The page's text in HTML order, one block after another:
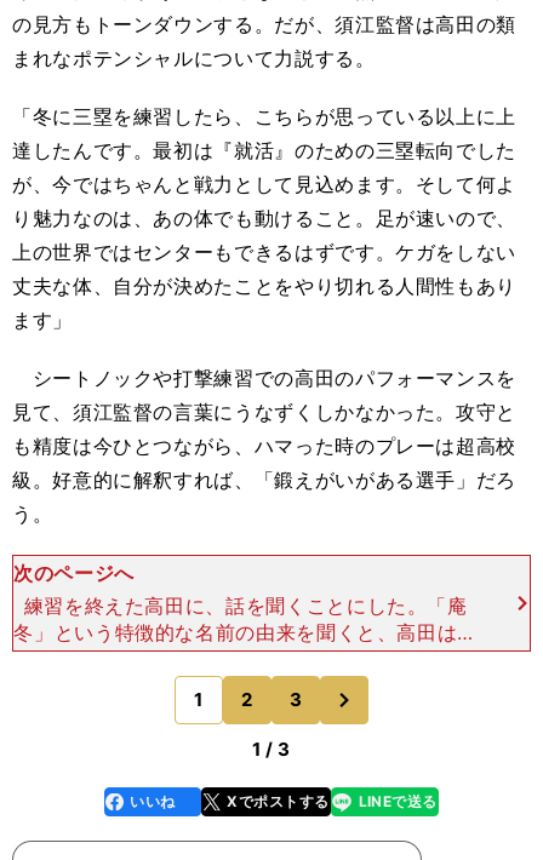
の見方もトーンダウンする。だが、須江監督は高田の類
まれなポテンシャルについて力説する。
「冬に三塁を練習したら、こちらが思っている以上に上
達したんです。最初は『就活』のための三塁転向でした
が、今ではちゃんと戦力として見込めます。そして何よ
り魅力なのは、あの体でも動けること。足が速いので、
上の世界ではセンターもできるはずです。ケガをしない
丈夫な体、自分が決めたことをやり切れる人間性もあり
ます」
シートノックや打撃練習での高田のパフォーマンスを
見て、須江監督の言葉にうなずくしかなかった。攻守と
も精度は今ひとつながら、ハマった時のプレーは超高校
級。好意的に解釈すれば、「鍛えがいがある選手」だろ
う。
次のページへ
練習を終えた高田に、話を聞くことにした。「庵
冬」という特徴的な名前の由来を聞くと、高田は穏
やかな口調でこう教えてくれた。「両親が『庵（い
おり）のように人が集まって人間になってほしい』
と『庵』の字を使
1 2 3
1 / 3
faceboo
k
いいね Xでポストする
line LINEで送る